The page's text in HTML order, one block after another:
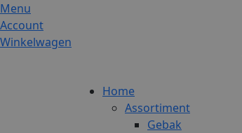
Menu
Account
Winkelwagen
Home
Assortiment
Gebak